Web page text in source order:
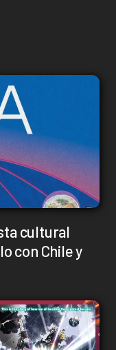
cultural
con Chile y